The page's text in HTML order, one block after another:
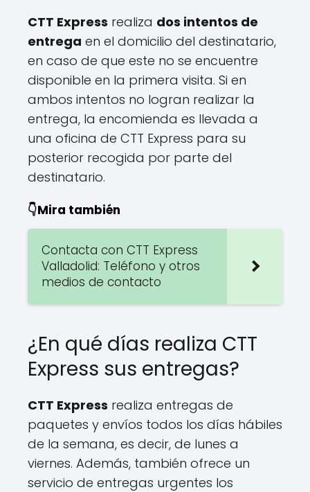
CTT Express realiza dos intentos de
entrega en el domicilio del destinatario,
en caso de que este no se encuentre
disponible en la primera visita. Si en
ambos intentos no logran realizar la
entrega, la encomienda es llevada a
una oficina de CTT Express para su
posterior recogida por parte del
destinatario.
👇Mira también
Contacta con CTT Express
Valladolid: Teléfono y otros
medios de contacto
¿En qué días realiza CTT
Express sus entregas?
CTT Express realiza entregas de
paquetes y envíos todos los días hábiles
de la semana, es decir, de lunes a
viernes. Además, también ofrece un
servicio de entregas urgentes los